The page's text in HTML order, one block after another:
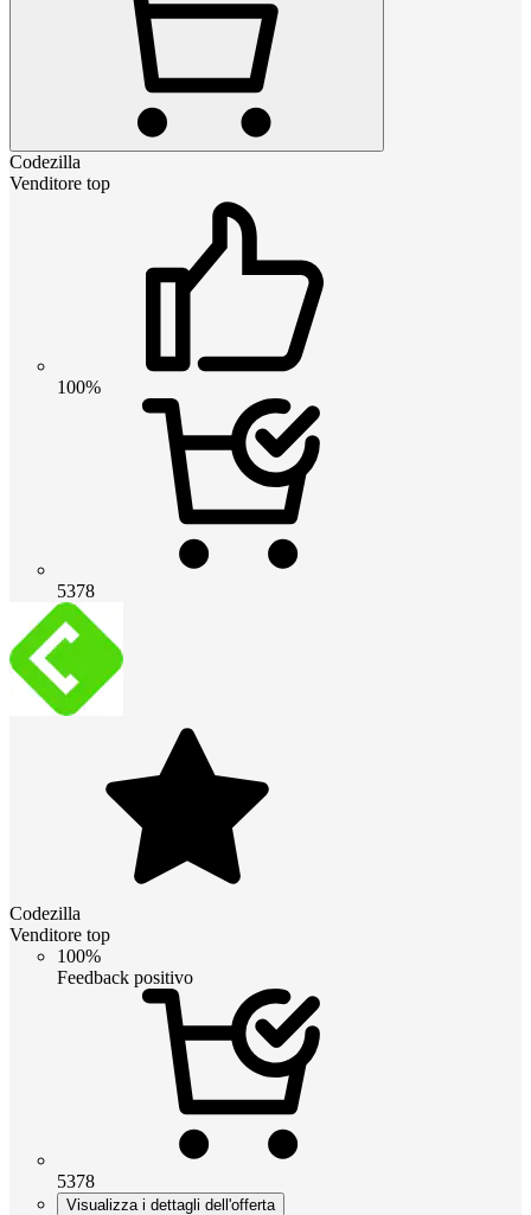
Codezilla
Venditore top
100%
5378
Codezilla
Venditore top
100%
Feedback positivo
5378
Visualizza i dettagli dell'offerta